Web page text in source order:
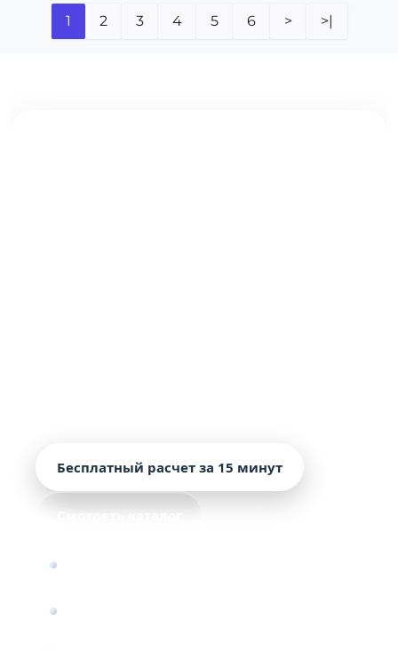
1 2 3 4 5 6 > >|
Бесплатный расчет за 15 минут